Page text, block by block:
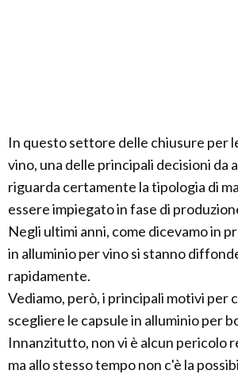
In questo settore delle chiusure per
vino, una delle principali decisioni da
riguarda certamente la tipologia di
essere impiegato in fase di
Negli ultimi anni, come dicevamo in
in alluminio per vino si stanno
rapidamente.
Vediamo, però, i principali motivi per
scegliere le capsule in alluminio per
Innanzitutto, non vi è alcun pericolo
ma allo stesso tempo non c'è la